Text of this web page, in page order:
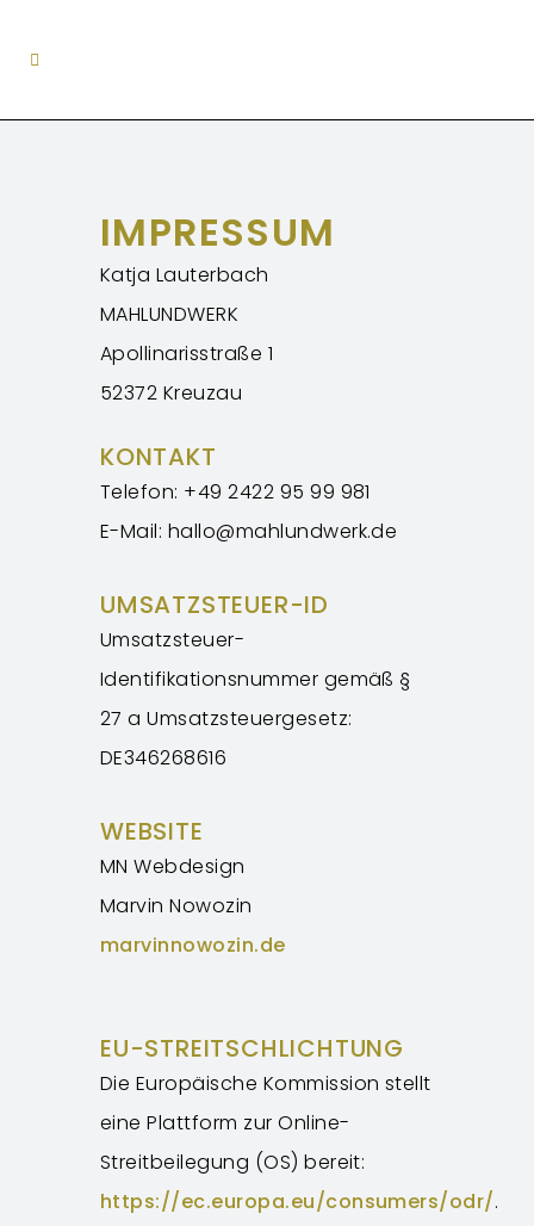
IMPRESSUM
Katja Lauterbach
MAHLUNDWERK
Apollinarisstraße 1
52372 Kreuzau
KONTAKT
Telefon: +49 2422 95 99 981
E-Mail: hallo@mahlundwerk.de
UMSATZSTEUER-ID
Umsatzsteuer-
Identifikationsnummer gemäß §
27 a Umsatzsteuergesetz:
DE346268616
WEBSITE
MN Webdesign
Marvin Nowozin
marvinnowozin.de
EU-STREITSCHLICHTUNG
Die Europäische Kommission stellt
eine Plattform zur Online-
Streitbeilegung (OS) bereit:
https://ec.europa.eu/consumers/odr/.